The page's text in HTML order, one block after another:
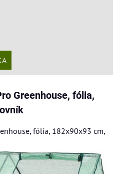
Greenhouse, fólia,
fólia, 182x90x93 cm,